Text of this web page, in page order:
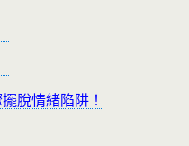
脫情緒陷阱！